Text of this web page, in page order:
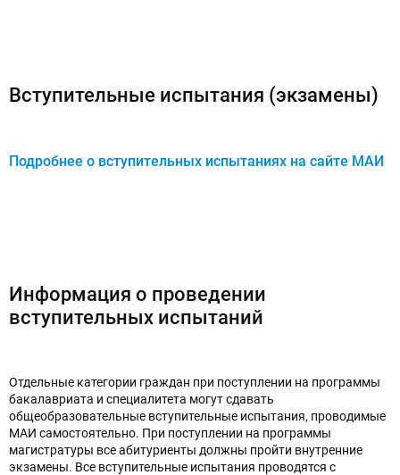
Вступительные испытания (экзамены)
Подробнее о вступительных испытаниях на сайте МАИ
Информация о проведении
вступительных испытаний
Отдельные категории граждан при поступлении на программы
бакалавриата и специалитета могут сдавать
общеобразовательные вступительные испытания, проводимые
МАИ самостоятельно. При поступлении на программы
магистратуры все абитуриенты должны пройти внутренние
экзамены. Все вступительные испытания проводятся с